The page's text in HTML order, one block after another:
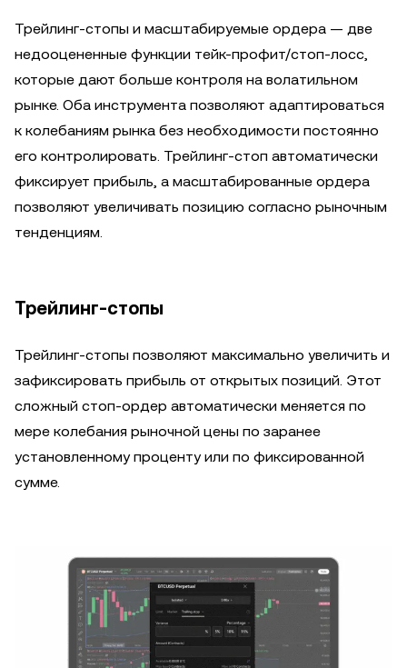
Трейлинг-стопы и масштабируемые ордера — две
недооцененные функции тейк-профит/стоп-лосс,
которые дают больше контроля на волатильном
рынке. Оба инструмента позволяют адаптироваться
к колебаниям рынка без необходимости постоянно
его контролировать. Трейлинг-стоп автоматически
фиксирует прибыль, а масштабированные ордера
позволяют увеличивать позицию согласно рыночным
тенденциям.
Трейлинг-стопы
Трейлинг-стопы позволяют максимально увеличить и
зафиксировать прибыль от открытых позиций. Этот
сложный стоп-ордер автоматически меняется по
мере колебания рыночной цены по заранее
установленному проценту или по фиксированной
сумме.